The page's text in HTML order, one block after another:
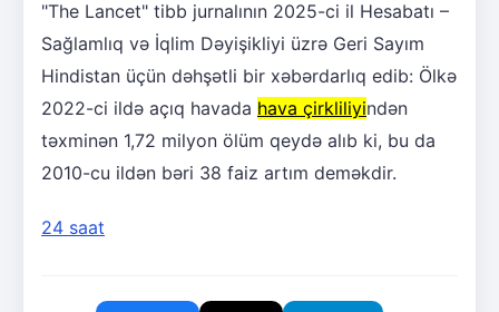
"The Lancet" tibb jurnalının 2025-ci il Hesabatı –
Sağlamlıq və İqlim Dəyişikliyi üzrə Geri Sayım
Hindistan üçün dəhşətli bir xəbərdarlıq edib: Ölkə
2022-ci ildə açıq havada hava çirkliliyindən
təxminən 1,72 milyon ölüm qeydə alıb ki, bu da
2010-cu ildən bəri 38 faiz artım deməkdir.
24 saat